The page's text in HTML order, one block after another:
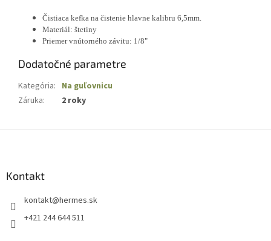
Čistiaca kefka na čistenie hlavne kalibru 6,5mm.
Materiál: štetiny
Priemer vnútorného závitu: 1/8"
Dodatočné parametre
Kategória: Na guľovnicu
Záruka: 2 roky
Kontakt
kontakt@hermes.sk
+421 244 644 511